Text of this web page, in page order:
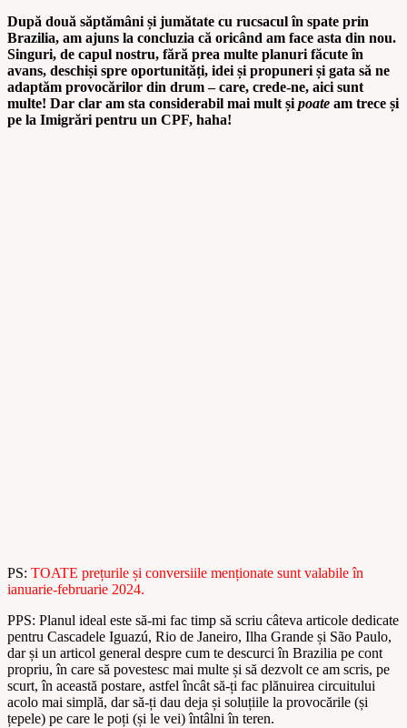
După două săptămâni și jumătate cu rucsacul în spate prin
Brazilia, am ajuns la concluzia că oricând am face asta din nou.
Singuri, de capul nostru, fără prea multe planuri făcute în
avans, deschiși spre oportunități, idei și propuneri și gata să ne
adaptăm provocărilor din drum – care, crede-ne, aici sunt
multe! Dar clar am sta considerabil mai mult și poate am trece și
pe la Imigrări pentru un CPF, haha!
PS: TOATE prețurile și conversiile menționate sunt valabile în
ianuarie-februarie 2024.
PPS: Planul ideal este să-mi fac timp să scriu câteva articole dedicate
pentru Cascadele Iguazú, Rio de Janeiro, Ilha Grande și São Paulo,
dar și un articol general despre cum te descurci în Brazilia pe cont
propriu, în care să povestesc mai multe și să dezvolt ce am scris, pe
scurt, în această postare, astfel încât să-ți fac plănuirea circuitului
acolo mai simplă, dar să-ți dau deja și soluțiile la provocările (și
țepele) pe care le poți (și le vei) întâlni în teren.